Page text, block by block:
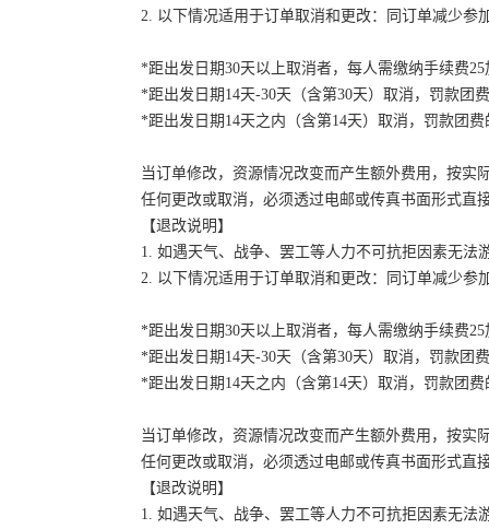
2. 以下情况适用于订单取消和更改：同订单减少
*距出发日期30天以上取消者，每人需缴纳手续费
*距出发日期14天-30天（含第30天）取消，罚款团
*距出发日期14天之内（含第14天）取消，罚款团费
当订单修改，资源情况改变而产生额外费用，按实
任何更改或取消，必须透过电邮或传真书面形式直
【退改说明】
1. 如遇天气、战争、罢工等人力不可抗拒因素无
2. 以下情况适用于订单取消和更改：同订单减少
*距出发日期30天以上取消者，每人需缴纳手续费
*距出发日期14天-30天（含第30天）取消，罚款团
*距出发日期14天之内（含第14天）取消，罚款团费
当订单修改，资源情况改变而产生额外费用，按实
任何更改或取消，必须透过电邮或传真书面形式直
【退改说明】
1. 如遇天气、战争、罢工等人力不可抗拒因素无